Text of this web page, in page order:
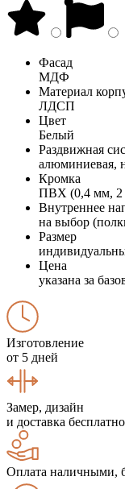
Фасад
МДФ
Материал
ЛДСП
Цвет
Белый
Раздвижная
алюминиевая,
Кромка
ПВХ (0,4 мм,
Внутреннее
на выбор
Размер
Цена
указана за
Изготовление
от 5 дней
Замер, дизайн
и доставка бесплатно
Оплата наличными,